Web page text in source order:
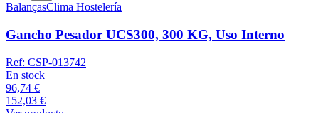
BalançasClima Hostelería
Gancho Pesador UCS300, 300 KG, Uso Interno
Ref: CSP-013742
En stock
96,74 €
152,03 €